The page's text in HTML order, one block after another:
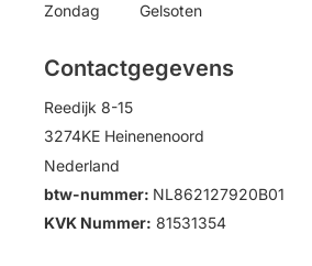
Zondag Gelsoten
Contactgegevens
Reedijk 8-15
3274KE Heinenenoord
Nederland
btw-nummer: NL862127920B01
KVK Nummer: 81531354